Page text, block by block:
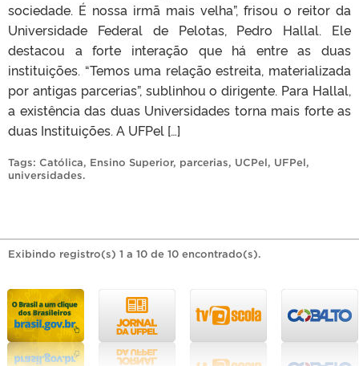
sociedade. É nossa irmã mais velha”, frisou o reitor da
Universidade Federal de Pelotas, Pedro Hallal. Ele
destacou a forte interação que há entre as duas
instituições. “Temos uma relação estreita, materializada
por antigas parcerias”, sublinhou o dirigente. Para Hallal,
a existência das duas Universidades torna mais forte as
duas Instituições. A UFPel […]
Tags: Católica, Ensino Superior, parcerias, UCPel, UFPel,
universidades.
Exibindo registro(s) 1 a 10 de 10 encontrado(s).